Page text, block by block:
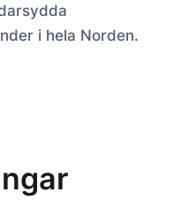
i hela Norden.